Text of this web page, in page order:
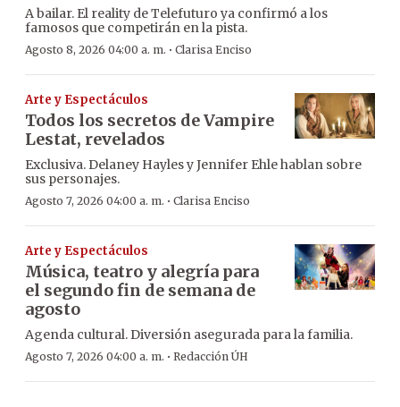
A bailar. El reality de Telefuturo ya confirmó a los
famosos que competirán en la pista.
Agosto 8, 2026 04:00 a. m. · Clarisa Enciso
Arte y Espectáculos
Todos los secretos de Vampire
Lestat, revelados
Exclusiva. Delaney Hayles y Jennifer Ehle hablan sobre
sus personajes.
Agosto 7, 2026 04:00 a. m. · Clarisa Enciso
Arte y Espectáculos
Música, teatro y alegría para
el segundo fin de semana de
agosto
Agenda cultural. Diversión asegurada para la familia.
Agosto 7, 2026 04:00 a. m. · Redacción ÚH